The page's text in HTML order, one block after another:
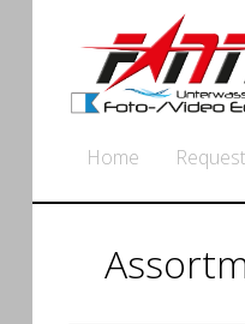
Home Request